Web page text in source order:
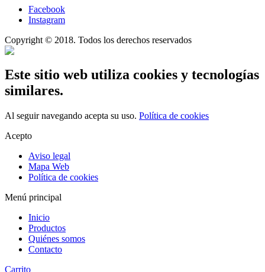
Facebook
Instagram
Copyright © 2018. Todos los derechos reservados
Este sitio web utiliza cookies y tecnologías
similares.
Al seguir navegando acepta su uso. Política de cookies
Acepto
Aviso legal
Mapa Web
Política de cookies
Menú principal
Inicio
Productos
Quiénes somos
Contacto
Carrito